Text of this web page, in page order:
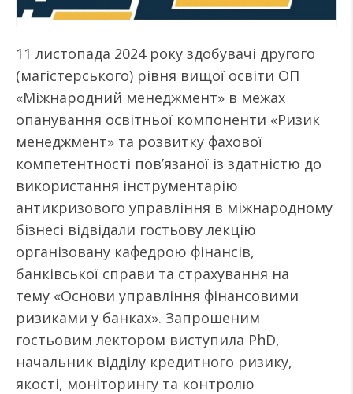
11 листопада 2024 року здобувачі другого
(магістерського) рівня вищої освіти ОП
«Міжнародний менеджмент» в межах
опанування освітньої компоненти «Ризик
менеджмент» та розвитку фахової
компетентності пов’язаної із здатністю до
використання інструментарію
антикризового управління в міжнародному
бізнесі відвідали гостьову лекцію
організовану кафедрою фінансів,
банківської справи та страхування на
тему «Основи управління фінансовими
ризиками у банках». Запрошеним
гостьовим лектором виступила PhD,
начальник відділу кредитного ризику,
якості, моніторингу та контролю